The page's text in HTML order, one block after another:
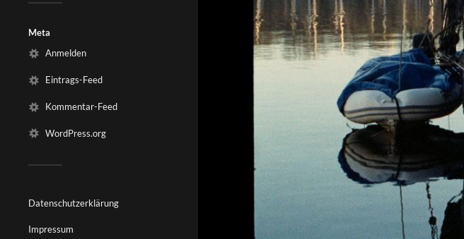
Meta
Anmelden
Eintrags-Feed
Kommentar-Feed
WordPress.org
Datenschutzerklärung
Impressum